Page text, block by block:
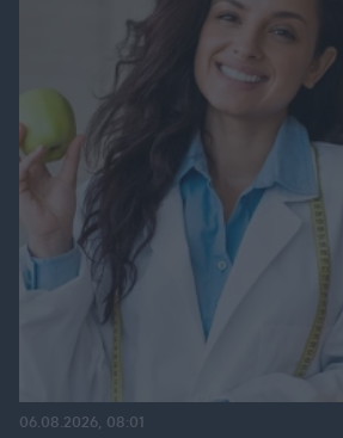
06.08.2026, 08:01